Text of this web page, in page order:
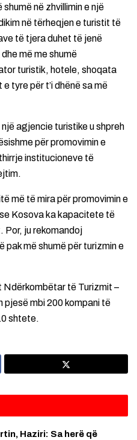
në zhvillimin e një
në tërheqjen e turistit të
të tjera duhet të jenë
më me shumë
turistik, hotele, shoqata
tyre për t’i dhënë sa më
agjencie turistike u shpreh
për promovimin e
institucioneve të
më të mira për promovimin e
Kosova ka kapacitete të
Por, ju rekomandoj
pak më shumë për turizmin e
Ndërkombëtar të Turizmit –
pjesë mbi 200 kompani të
shtete.
Haziri: Sa herë që